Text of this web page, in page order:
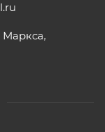
Маркса,